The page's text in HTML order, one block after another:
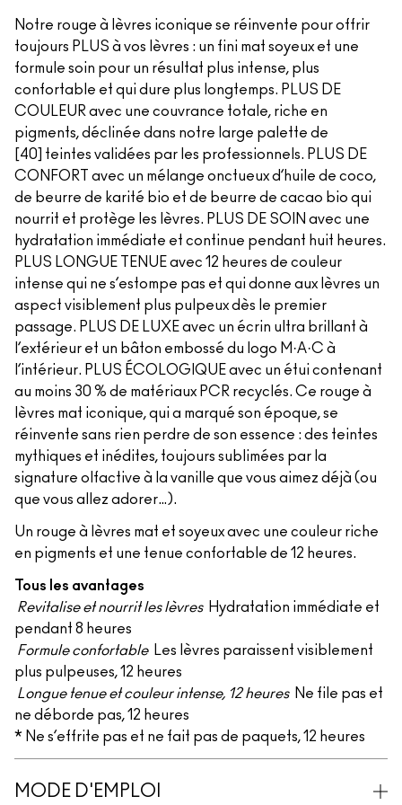
Notre rouge à lèvres iconique se réinvente pour offrir
toujours PLUS à vos lèvres : un fini mat soyeux et une
formule soin pour un résultat plus intense, plus
confortable et qui dure plus longtemps. PLUS DE
COULEUR avec une couvrance totale, riche en
pigments, déclinée dans notre large palette de
[40] teintes validées par les professionnels. PLUS DE
CONFORT avec un mélange onctueux d’huile de coco,
de beurre de karité bio et de beurre de cacao bio qui
nourrit et protège les lèvres. PLUS DE SOIN avec une
hydratation immédiate et continue pendant huit heures.
PLUS LONGUE TENUE avec 12 heures de couleur
intense qui ne s’estompe pas et qui donne aux lèvres un
aspect visiblement plus pulpeux dès le premier
passage. PLUS DE LUXE avec un écrin ultra brillant à
l’extérieur et un bâton embossé du logo M·A·C à
l’intérieur. PLUS ÉCOLOGIQUE avec un étui contenant
au moins 30 % de matériaux PCR recyclés. Ce rouge à
lèvres mat iconique, qui a marqué son époque, se
réinvente sans rien perdre de son essence : des teintes
mythiques et inédites, toujours sublimées par la
signature olfactive à la vanille que vous aimez déjà (ou
que vous allez adorer…).
Un rouge à lèvres mat et soyeux avec une couleur riche
en pigments et une tenue confortable de 12 heures.
Tous les avantages
Revitalise et nourrit les lèvres Hydratation immédiate et
pendant 8 heures
Formule confortable Les lèvres paraissent visiblement
plus pulpeuses, 12 heures
Longue tenue et couleur intense, 12 heures Ne file pas et
ne déborde pas, 12 heures
* Ne s’effrite pas et ne fait pas de paquets, 12 heures
MODE D'EMPLOI